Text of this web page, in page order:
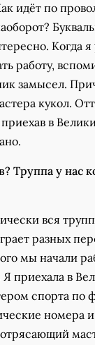
идёт по
Когда я
работу,
замысел.
кукол.
в
Труппа у нас
вся
разных
мы начали
Я приехала в
спорта по
номера